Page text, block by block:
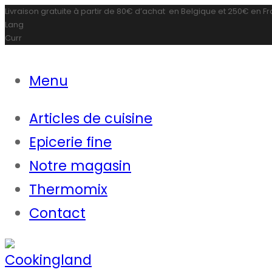
Livraison gratuite à partir de 80€ d’achat en Belgique et 250€ en
Lang
Curr
Menu
Articles de cuisine
Epicerie fine
Notre magasin
Thermomix
Contact